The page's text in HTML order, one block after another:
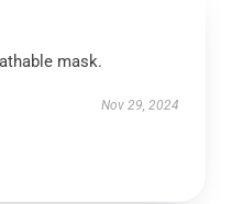
mask.
Nov 29, 2024